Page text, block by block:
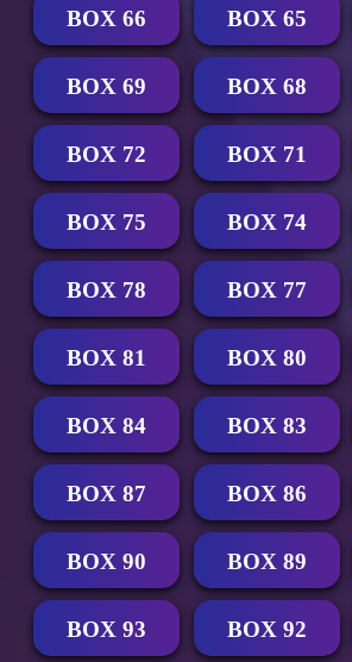
BOX 65
BOX 66
BOX 68
BOX 69
BOX 71
BOX 72
BOX 74
BOX 75
BOX 77
BOX 78
BOX 80
BOX 81
BOX 83
BOX 84
BOX 86
BOX 87
BOX 89
BOX 90
BOX 92
BOX 93